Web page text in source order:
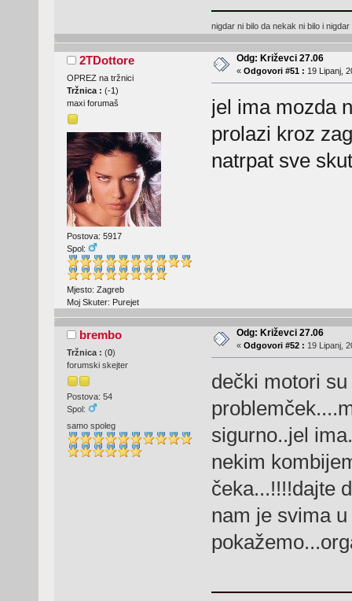
nigdar ni bilo da nekak ni bilo i
2TDottore
OPREZ na tržnici
Tržnica : (-1)
maxi forumaš
Postova: 5917
Spol:
Mjesto: Zagreb
Moj Skuter: Purejet
Odg: Križevci 27.06
« Odgovori #51 : 19 Lipanj,
jel ima mozda
prolazi kroz
natrpat sve
brembo
Tržnica : (0)
forumski skejter
Postova: 54
Spol:
samo spoleg
Odg: Križevci 27.06
« Odgovori #52 : 19 Lipanj,
dečki motori
sigurno..jel
nekim
čeka...!!!!dajte
nam je svima